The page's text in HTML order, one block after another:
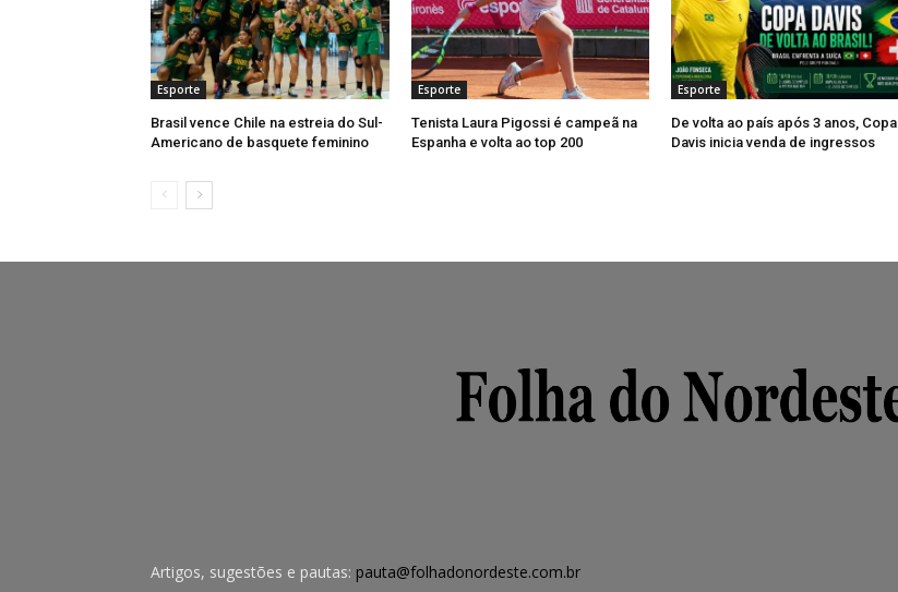
Esporte
Brasil vence Chile na estreia do Sul-
Americano de basquete feminino
Esporte
Tenista Laura Pigossi é campeã na
Espanha e volta ao top 200
Esporte
De volta ao país após 3 anos, Copa
Davis inicia venda de ingressos
Artigos, sugestões e pautas: pauta@folhadonordeste.com.br